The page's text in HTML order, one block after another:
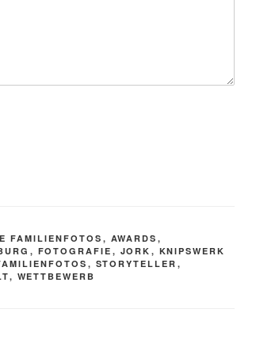
FAMILIENFOTOS , AWARDS ,
, FOTOGRAFIE , JORK , KNIPSWERK
, STORYTELLER ,
, WETTBEWERB